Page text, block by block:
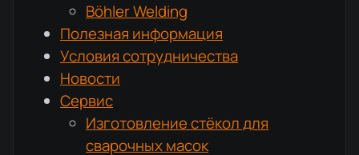
Böhler Welding
Полезная информация
Условия сотрудничества
Новости
Сервис
Изготовление стёкол для
сварочных масок